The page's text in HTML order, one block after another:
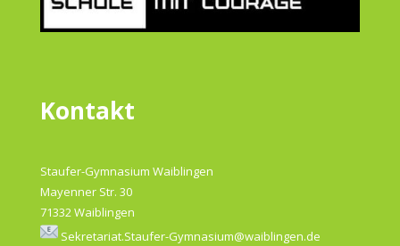
Kontakt
Staufer-Gymnasium Waiblingen
Mayenner Str. 30
71332 Waiblingen
Sekretariat.Staufer-Gymnasium@waiblingen.de